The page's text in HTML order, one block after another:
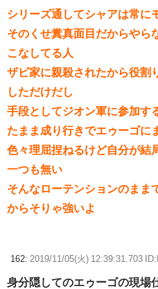
シリーズ通してシャアは常に
そのくせ糞真面目だからやら
こなしてる人
ザビ家に親殺されたから役割
しただけだし
手段としてジオン軍に参加す
たまま成り行きでエゥーゴに
色々理屈捏ねるけど自分が結
一つも無い
そんなローテンションのまま
からそりゃ強いよ
162: 2019/11/05(火) 12:39:31.703
身分隠してのエゥーゴの現場